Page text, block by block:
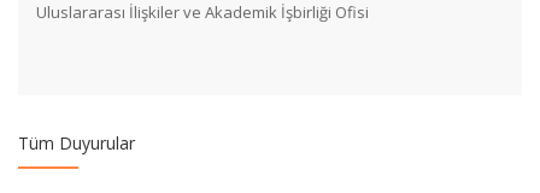
Uluslararası İlişkiler ve Akademik İşbirliği Ofisi
Tüm Duyurular
Mevlana Değişim Programı Öğrenci ve Öğretim Elemanı Ön
Değerlendirme Listesi ve Burs Tutarları